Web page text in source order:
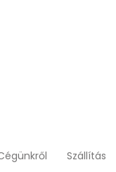
Szállítás